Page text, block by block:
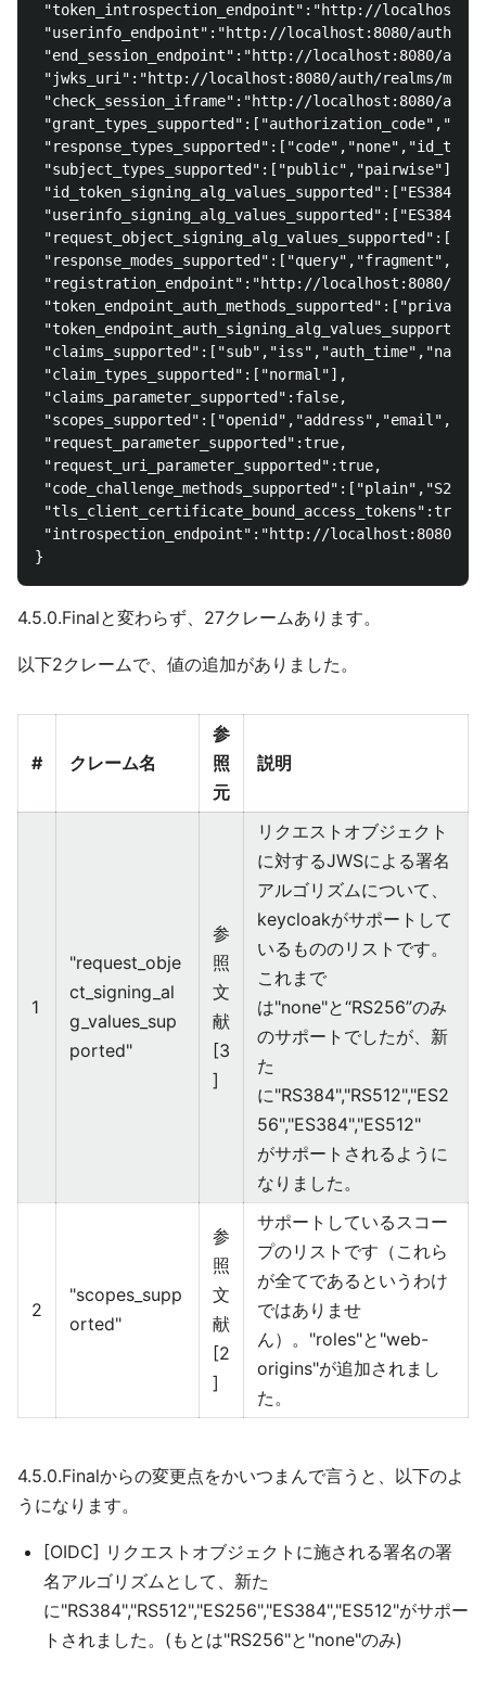
"token_introspection_endpoint":"http://
"userinfo_endpoint":"http://localhost:8080/auth/
"end_session_endpoint":"http://localhost:8080/
"jwks_uri":"http://localhost:8080/auth/realms/
"check_session_iframe":"http://localhost:8080/
"subject_types_supported":["public","pairwise"],
"registration_endpoint":"http://localhost:8080/
"claim_types_supported":["normal"],
"claims_parameter_supported":false,
"request_parameter_supported":true,
"request_uri_parameter_supported":true,
"tls_client_certificate_bound_access_tokens":true,
"introspection_endpoint":"http://localhost:8080/
4.5.0.Finalと変わらず、27クレームあります。
以下2クレームで、値の追加がありました。
# クレーム名
参
照
元
説明
1
"request_obje
ct_signing_al
g_values_sup
ported"
参
照
文
献
[3
]
リクエストオブジェクト
に対するJWSによる署名
アルゴリズムについて、
keycloakがサポートして
いるもののリストです。
これまで
は"none"と“RS256”のみ
のサポートでしたが、新
た
に"RS384","RS512","ES2
56","ES384","ES512"
がサポートされるように
なりました。
2
"scopes_supp
orted"
参
照
文
献
[2
]
サポートしているスコー
プのリストです（これら
が全てであるというわけ
ではありませ
ん）。"roles"と"web-
origins"が追加されまし
た。
4.5.0.Finalからの変更点をかいつまんで言うと、以下のよ
うになります。
[OIDC] リクエストオブジェクトに施される署名の署
名アルゴリズムとして、新た
に"RS384","RS512","ES256","ES384","ES512"がサポー
トされました。(もとは"RS256"と"none"のみ)